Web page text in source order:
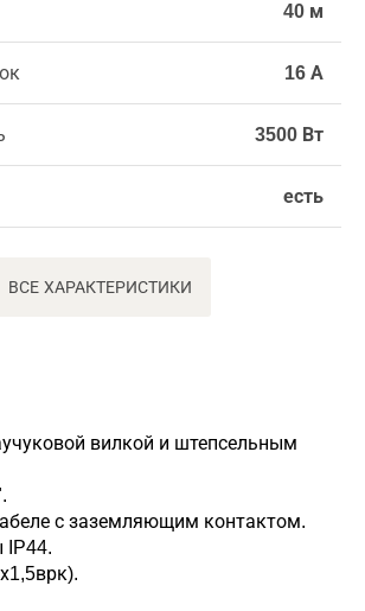
40 м
16 А
3500 Вт
есть
ВСЕ ХАРАКТЕРИСТИКИ
вилкой и штепсельным
с заземляющим контактом.
IP44.